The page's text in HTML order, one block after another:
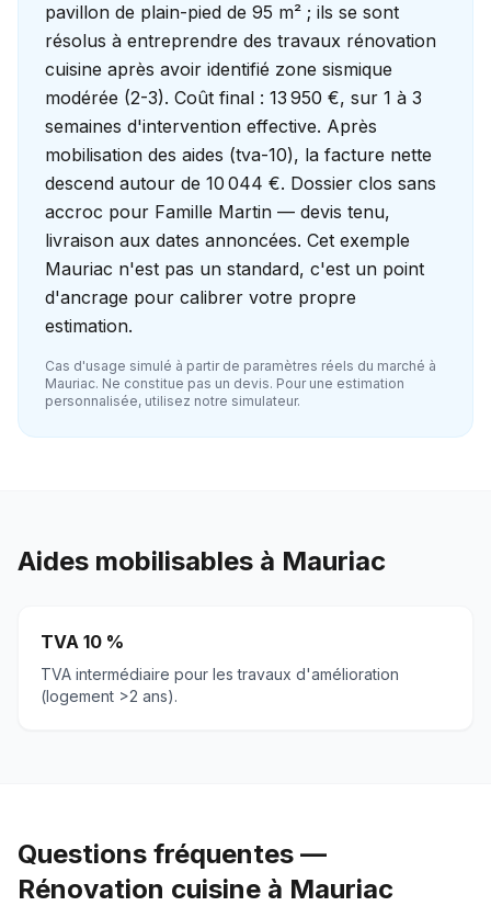
pavillon de plain-pied de 95 m² ; ils se sont
résolus à entreprendre des travaux rénovation
cuisine après avoir identifié zone sismique
modérée (2-3). Coût final : 13 950 €, sur 1 à 3
semaines d'intervention effective. Après
mobilisation des aides (tva-10), la facture nette
descend autour de 10 044 €. Dossier clos sans
accroc pour Famille Martin — devis tenu,
livraison aux dates annoncées. Cet exemple
Mauriac n'est pas un standard, c'est un point
d'ancrage pour calibrer votre propre
estimation.
Cas d'usage simulé à partir de paramètres réels du marché à
Mauriac. Ne constitue pas un devis. Pour une estimation
personnalisée, utilisez notre simulateur.
Aides mobilisables à Mauriac
TVA 10 %
TVA intermédiaire pour les travaux d'amélioration
(logement >2 ans).
Questions fréquentes —
Rénovation cuisine à Mauriac